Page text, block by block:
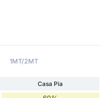
1MT/2MT
Casa Pia